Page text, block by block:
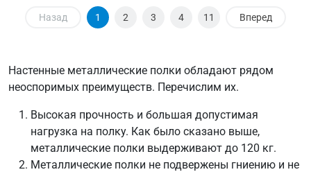
Назад 1 2 3 4 11 Вперед
Настенные металлические полки обладают рядом
неоспоримых преимуществ. Перечислим их.
Высокая прочность и большая допустимая
нагрузка на полку. Как было сказано выше,
металлические полки выдерживают до 120 кг.
Металлические полки не подвержены гниению и не